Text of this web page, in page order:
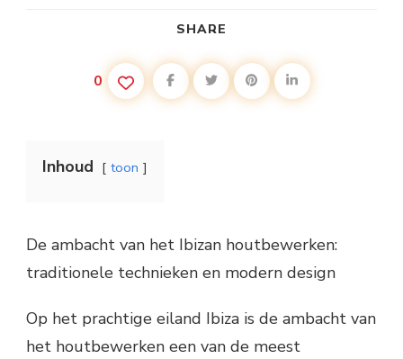
SHARE
0
Inhoud toon
De ambacht van het Ibizan houtbewerken:
traditionele technieken en modern design
Op het prachtige eiland Ibiza is de ambacht van
het houtbewerken een van de meest